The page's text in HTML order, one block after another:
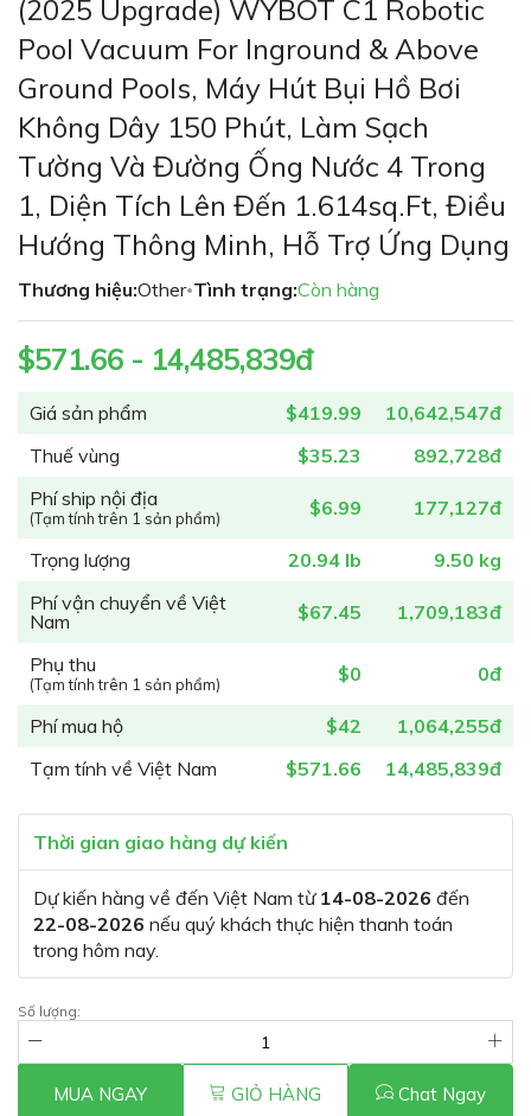
đến
phần
của
thư
hình
ảnh
(2025 Upgrade) WYBOT C1 Robotic
Pool Vacuum For Inground & Above
Ground Pools, Máy Hút Bụi Hồ Bơi
Không Dây 150 Phút, Làm Sạch
Tường Và Đường Ống Nước 4 Trong
1, Diện Tích Lên Đến 1.614sq.ft, Điều
Hướng Thông Minh, Hỗ Trợ Ứng Dụng
Thương hiệu:Other•Tình trạng:Còn hàng
Giá sản phẩm $419.99
10,642,547đ
Thuế vùng
$35.23
892,728đ
Phí ship nội địa
(Tạm tính trên 1 sản phẩm) $6.99 177,127đ
Trọng lượng 20.94 lb
9.50 kg
Phí vận chuyển về Việt
Nam
$67.45 1,709,183đ
Phụ thu
(Tạm tính trên 1 sản phẩm) $0 0đ
Phí mua hộ $42
1,064,255đ
Tạm tính về Việt Nam
$571.66 14,485,839đ
$571.66 - 14,485,839đ
Thời gian giao hàng dự kiến
Dự kiến hàng về đến Việt Nam từ 14-08-2026 đến
22-08-2026 nếu quý khách thực hiện thanh toán
trong hôm nay.
Số lượng:
MUA NGAY GIỎ HÀNG Chat Ngay